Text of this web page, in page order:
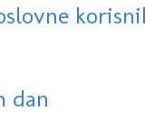
dan